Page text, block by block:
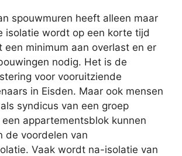
spouwmuren heeft alleen maar
isolatie wordt op een korte tijd
een minimum aan overlast en er
nodig. Het is de
voor vooruitziende
in Eisden. Maar ook mensen
syndicus van een groep
appartementsblok kunnen
de voordelen van
Vaak wordt na-isolatie van